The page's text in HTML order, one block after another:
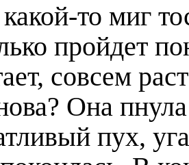
то миг
пройдет
совсем
Она
пух,